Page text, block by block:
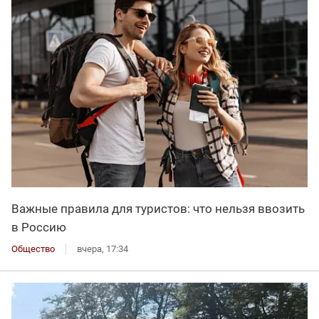
Важные правила для туристов: что нельзя ввозить
в Россию
Общество вчера, 17:34